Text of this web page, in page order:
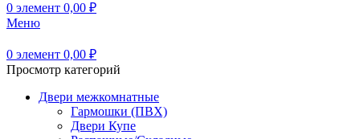
0 элемент 0,00 ₽
Меню
0 элемент 0,00 ₽
Просмотр категорий
Двери межкомнатные
Гармошки (ПВХ)
Двери Купе